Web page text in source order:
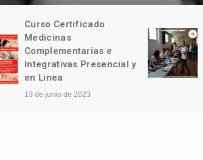
Curso Certificado
Medicinas
Complementarias e
Integrativas Presencial y
en Linea
13 de junio de 2023